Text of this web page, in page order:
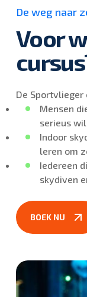
De weg naar
Voor
De Sportvlieger
Mensen
serieus
Indoor
leren om
Iedereen
skydiven
BOEK NU